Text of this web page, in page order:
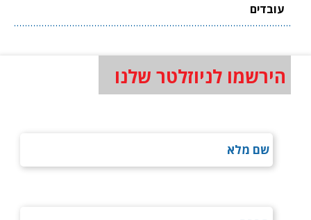
עובדים
הירשמו לניוזלטר שלנו